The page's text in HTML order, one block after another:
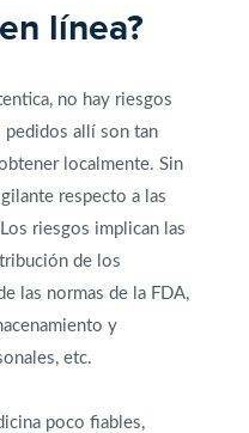
línea?
no hay riesgos
pedidos allí son tan
localmente. Sin
respecto a las
riesgos implican las
de los
las normas de la FDA,
y
etc.
poco fiables,